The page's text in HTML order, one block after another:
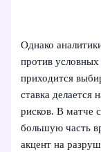
Однако
против
приходится
ставка
рисков. В матче
большую часть
акцент на